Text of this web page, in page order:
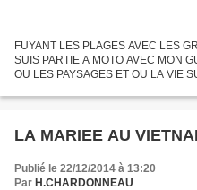
FUYANT LES PLAGES AVEC LES
SUIS PARTIE A MOTO AVEC MON
OU LES PAYSAGES ET OU LA VIE
L'EAU BLEUE VERT OU...
LA MARIEE AU
Publié le 22/12/2014 à 13:20
Par H.CHARDONNEAU